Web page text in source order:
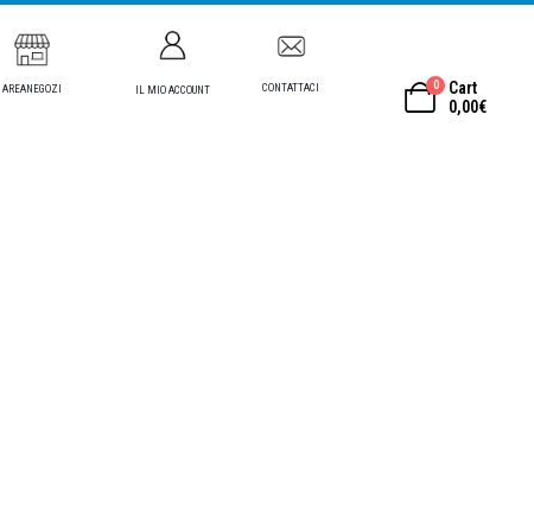
AREANEGOZI IL MIO ACCOUNT CONTATTACI 0
Cart
0,00€